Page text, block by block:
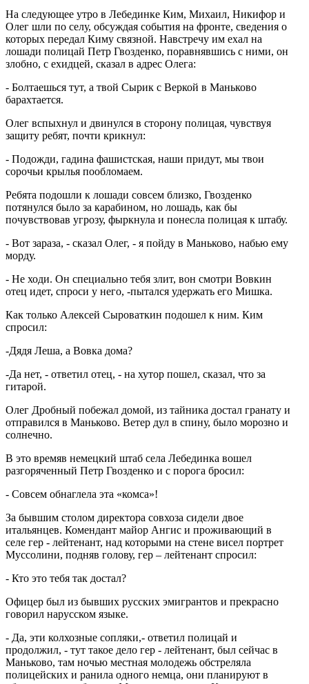
На следующее утро в Лебединке Ким, Михаил, Никифор и
Олег шли по селу, обсуждая события на фронте, сведения о
которых передал Киму связной. Навстречу им ехал на
лошади полицай Петр Гвозденко, поравнявшись с ними, он
злобно, с ехидцей, сказал в адрес Олега:
- Болтаешься тут, а твой Сырик с Веркой в Маньково
барахтается.
Олег вспыхнул и двинулся в сторону полицая, чувствуя
защиту ребят, почти крикнул:
- Подожди, гадина фашистская, наши придут, мы твои
сорочьи крылья пообломаем.
Ребята подошли к лошади совсем близко, Гвозденко
потянулся было за карабином, но лошадь, как бы
почувствовав угрозу, фыркнула и понесла полицая к штабу.
- Вот зараза, - сказал Олег, - я пойду в Маньково, набью ему
морду.
- Не ходи. Он специально тебя злит, вон смотри Вовкин
отец идет, спроси у него, -пытался удержать его Мишка.
Как только Алексей Сыроваткин подошел к ним. Ким
спросил:
-Дядя Леша, а Вовка дома?
-Да нет, - ответил отец, - на хутор пошел, сказал, что за
гитарой.
Олег Дробный побежал домой, из тайника достал гранату и
отправился в Маньково. Ветер дул в спину, было морозно и
солнечно.
В это времяв немецкий штаб села Лебединка вошел
разгоряченный Петр Гвозденко и с порога бросил:
- Совсем обнаглела эта «комса»!
За бывшим столом директора совхоза сидели двое
итальянцев. Комендант майор Ангис и проживающий в
селе гер - лейтенант, над которыми на стене висел портрет
Муссолини, подняв голову, гер – лейтенант спросил:
- Кто это тебя так достал?
Офицер был из бывших русских эмигрантов и прекрасно
говорил нарусском языке.
- Да, эти колхозные сопляки,- ответил полицай и
продолжил, - тут такое дело гер - лейтенант, был сейчас в
Маньково, там ночью местная молодежь обстреляла
полицейских и ранила одного немца, они планируют в